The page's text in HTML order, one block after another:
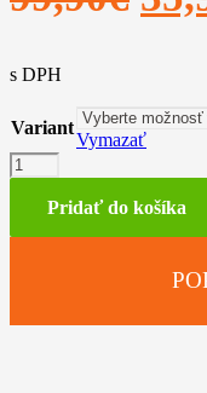
s DPH
Variant
Vymazať
množstvo
Pulóver
„WOOD“
Pridať do košíka